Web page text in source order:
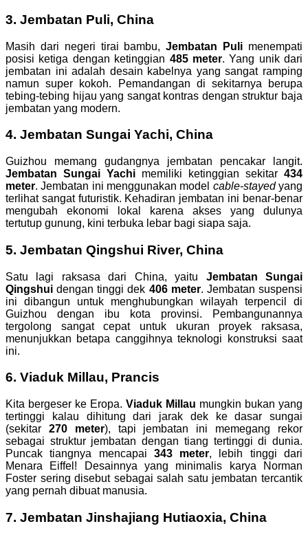
3. Jembatan Puli, China
Masih dari negeri tirai bambu,Jembatan Puli menempati
posisi ketiga dengan ketinggian 485 meter. Yang unik dari
jembatan ini adalah desain kabelnya yang sangat ramping
namun super kokoh. Pemandangan di sekitarnya berupa
tebing-tebing hijau yang sangat kontras dengan struktur baja
jembatan yang modern.
4. Jembatan Sungai Yachi, China
Guizhou memang gudangnya jembatan pencakar langit.
Jembatan Sungai Yachi memiliki ketinggian sekitar 434
meter. Jembatan ini menggunakan model cable-stayedyang
terlihat sangat futuristik. Kehadiran jembatan ini benar-benar
mengubah ekonomi lokal karena akses yang dulunya
tertutup gunung, kini terbuka lebar bagi siapa saja.
5. Jembatan Qingshui River, China
Satu lagi raksasa dari China, yaitu Jembatan Sungai
Qingshui dengan tinggi dek 406 meter. Jembatan suspensi
ini dibangun untuk menghubungkan wilayah terpencil di
Guizhou dengan ibu kota provinsi. Pembangunannya
tergolong sangat cepat untuk ukuran proyek raksasa,
menunjukkan betapa canggihnya teknologi konstruksi saat
ini.
6. Viaduk Millau, Prancis
Kita bergeser ke Eropa. Viaduk Millau mungkin bukan yang
tertinggi kalau dihitung dari jarak dek ke dasar sungai
(sekitar 270 meter), tapi jembatan ini memegang rekor
sebagai struktur jembatan dengan tiang tertinggi di dunia.
Puncak tiangnya mencapai 343 meter, lebih tinggi dari
Menara Eiffel! Desainnya yang minimalis karya Norman
Foster sering disebut sebagai salah satu jembatan tercantik
yang pernah dibuat manusia.
7. Jembatan Jinshajiang Hutiaoxia, China